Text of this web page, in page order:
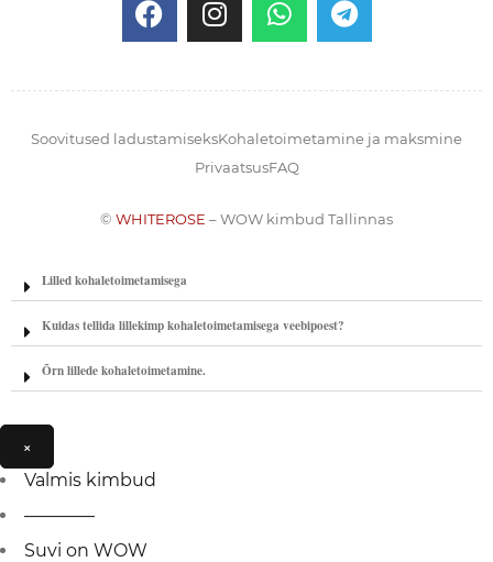
© WHITEROSE – WOW kimbud Tallinnas
Soovitused ladustamiseksKohaletoimetamine ja maksmine
PrivaatsusFAQ
Lilled kohaletoimetamisega
Kuidas tellida lillekimp kohaletoimetamisega veebipoest?
Õrn lillede kohaletoimetamine.
×
Valmis kimbud
————
Suvi on WOW